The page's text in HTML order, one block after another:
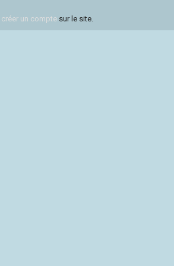
créer un compte sur le site.